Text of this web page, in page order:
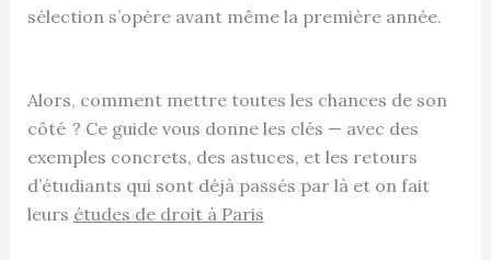
sélection s’opère avant même la première année.
Alors, comment mettre toutes les chances de son
côté ? Ce guide vous donne les clés — avec des
exemples concrets, des astuces, et les retours
d’étudiants qui sont déjà passés par là et on fait
leurs études de droit à Paris​